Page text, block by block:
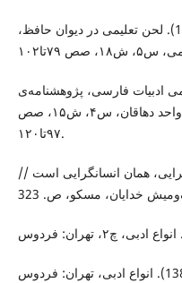
رﺿﯽ، اﺣﻤﺪ و ﻓﺮﻫﻨﮕﯽ، ﺳﻬﯿﻼ. (1392). ﻟﺤﻦ ﺗﻌﻠﯿﻤﯽ در دﯾﻮان ﺣﺎﻓﻆ،
ﺗﻌﻠﯿﻤﯽ ادﺑﯿﺎت ﻓﺎرﺳﯽ، ﭘﮋوﻫﺸﻨﺎﻣﻪ‌ی
ادﺑﯿﺎت ﺗﻌﻠﯿﻤﯽ، داﻧﺸﮕﺎه آزاد اﺳﻼﻣﯽ واﺣﺪ دﻫﺎﻗﺎن، س۴، ش۱۵، صص
۹۷تا۱۲۰.
هستی‏گرایی، همان انسان‏گرایی است //